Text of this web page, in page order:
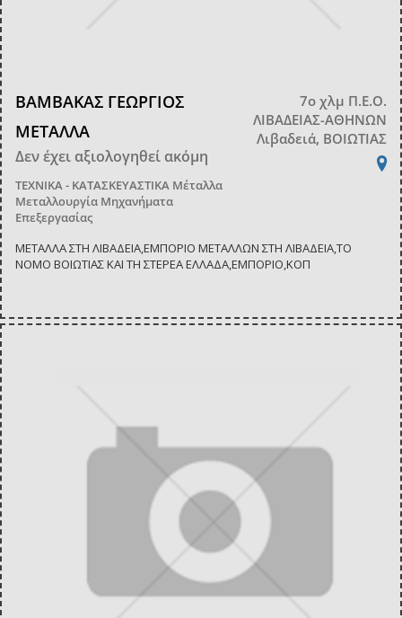
ΒΑΜΒΑΚΑΣ ΓΕΩΡΓΙΟΣ
ΜΕΤΑΛΛΑ
Δεν έχει αξιολογηθεί ακόμη
ΤΕΧΝΙΚΑ - ΚΑΤΑΣΚΕΥΑΣΤΙΚΑ Μέταλλα
Μεταλλουργία Μηχανήματα
Επεξεργασίας
7ο χλμ Π.Ε.Ο.
ΛΙΒΑΔΕΙΑΣ-ΑΘΗΝΩΝ
Λιβαδειά, ΒΟΙΩΤΙΑΣ
ΜΕΤΑΛΛΑ ΣΤΗ ΛΙΒΑΔΕΙΑ,ΕΜΠΟΡΙΟ ΜΕΤΑΛΛΩΝ ΣΤΗ ΛΙΒΑΔΕΙΑ,ΤΟ
ΝΟΜΟ ΒΟΙΩΤΙΑΣ ΚΑΙ ΤΗ ΣΤΕΡΕΑ ΕΛΛΑΔΑ,ΕΜΠΟΡΙΟ,ΚΟΠ